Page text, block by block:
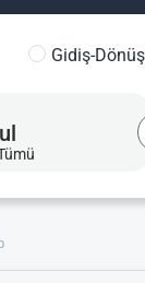
Gidiş-Dönüş